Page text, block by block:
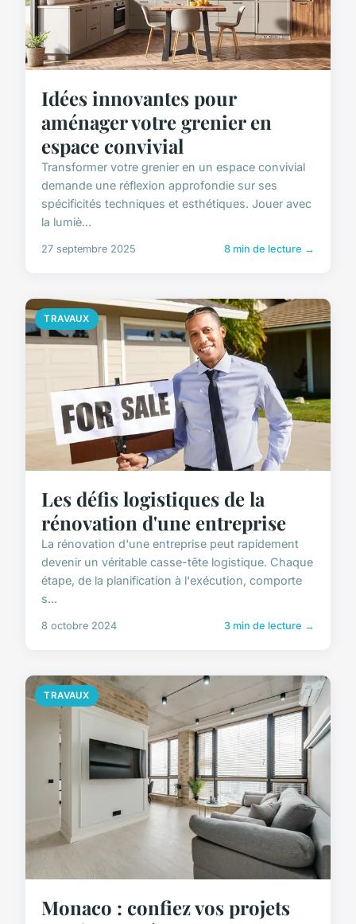
Idées innovantes pour
aménager votre grenier en
espace convivial
Transformer votre grenier en un espace convivial
demande une réflexion approfondie sur ses
spécificités techniques et esthétiques. Jouer avec
la lumiè...
27 septembre 2025 8 min de lecture →
TRAVAUX
Les défis logistiques de la
rénovation d'une entreprise
La rénovation d'une entreprise peut rapidement
devenir un véritable casse-tête logistique. Chaque
étape, de la planification à l'exécution, comporte
s...
8 octobre 2024 3 min de lecture →
TRAVAUX
Monaco : confiez vos projets